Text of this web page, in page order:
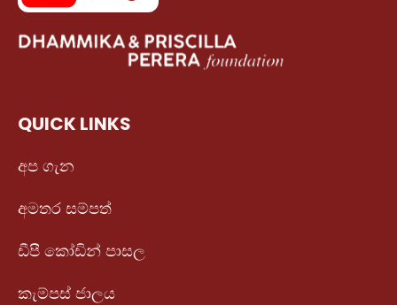
QUICK LINKS
අප ගැන
අමතර සම්පත්
ඩීපී කෝඩින් පාසල
කැම්පස් ජාලය